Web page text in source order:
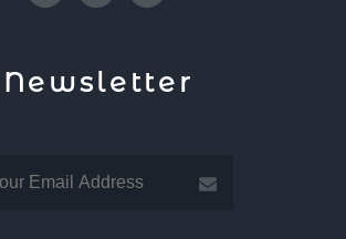
Newsletter